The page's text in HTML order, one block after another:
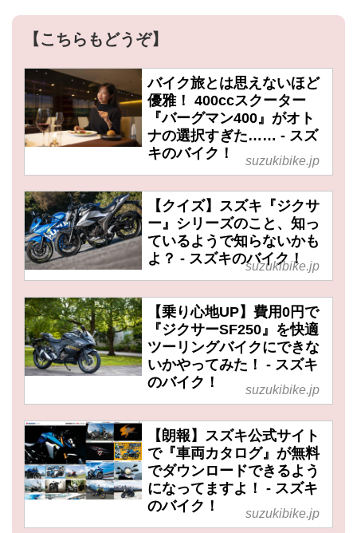
【こちらもどうぞ】
バイク旅とは思えないほど
優雅！ 400ccスクーター
『バーグマン400』がオト
ナの選択すぎた…… - スズ
キのバイク！
suzukibike.jp
【クイズ】スズキ『ジクサ
ー』シリーズのこと、知っ
ているようで知らないかも
よ？ - スズキのバイク！
suzukibike.jp
【乗り心地UP】費用0円で
『ジクサーSF250』を快適
ツーリングバイクにできな
いかやってみた！ - スズキ
のバイク！
suzukibike.jp
【朗報】スズキ公式サイト
で『車両カタログ』が無料
でダウンロードできるよう
になってますよ！ - スズキ
のバイク！
suzukibike.jp